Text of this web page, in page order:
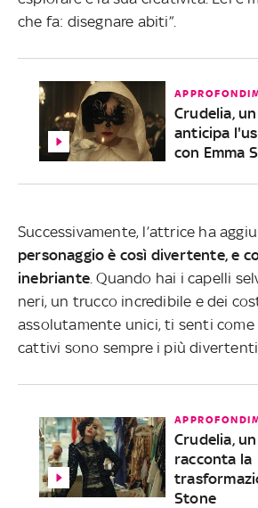
che fa: disegnare abiti”.
Crudelia,
anticipa
con Emma
Successivamente, l’attrice ha
personaggio è così divertente, e
inebriante . Quando hai i capelli
neri, un trucco incredibile e dei
assolutamente unici, ti senti come
cattivi sono sempre i più
Crudelia,
racconta la
Stone